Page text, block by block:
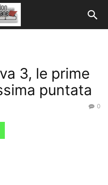
3, le prime
puntata
0